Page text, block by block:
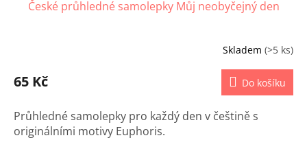
České průhledné samolepky Můj neobyčejný den
Skladem (>5 ks)
65 Kč Do košíku
Průhledné samolepky pro každý den v češtině s
originálními motivy Euphoris.